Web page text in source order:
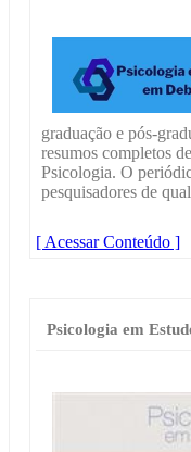
graduação e pós-
resumos completos
Psicologia. O
pesquisadores de
[ Acessar Conteúdo ]
Psicologia em